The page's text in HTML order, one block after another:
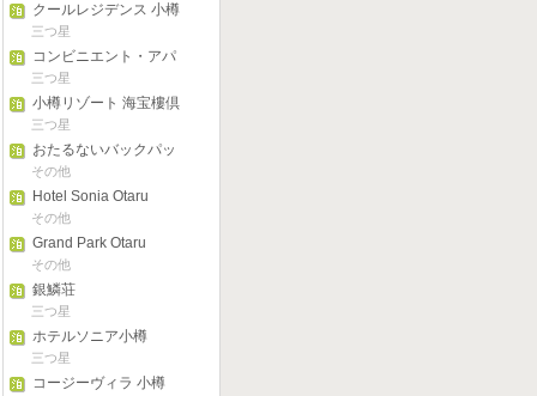
クールレジデンス 小樽
三つ星
コンビニエント・アパ
ート・イン・小樽
三つ星
小樽リゾート 海宝樓倶
楽部
三つ星
おたるないバックパッ
カーズホステル 杜の樹
その他
Hotel Sonia Otaru
その他
Grand Park Otaru
その他
銀鱗荘
三つ星
ホテルソニア小樽
三つ星
コージーヴィラ 小樽